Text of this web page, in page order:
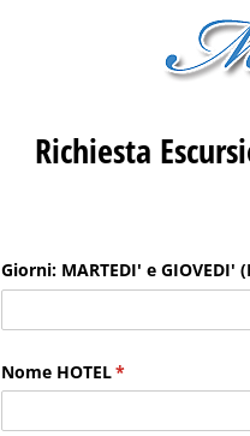
Richiesta
Giorni: MARTEDI' e GIOVEDI'
Nome HOTEL*
(richiesto)